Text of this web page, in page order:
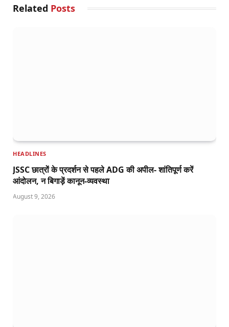
Related Posts
HEADLINES
JSSC छात्रों के प्रदर्शन से पहले ADG की अपील- शांतिपूर्ण करें
आंदोलन, न बिगाड़ें कानून-व्यवस्था
August 9, 2026